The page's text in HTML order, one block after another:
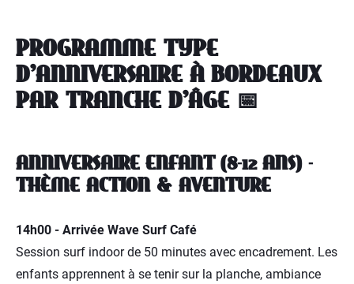
PROGRAMME TYPE
D'ANNIVERSAIRE À BORDEAUX
PAR TRANCHE D'ÂGE 📅
ANNIVERSAIRE ENFANT (8-12 ANS) -
THÈME ACTION & AVENTURE
14h00 - Arrivée Wave Surf Café
Session surf indoor de 50 minutes avec encadrement. Les
enfants apprennent à se tenir sur la planche, ambiance